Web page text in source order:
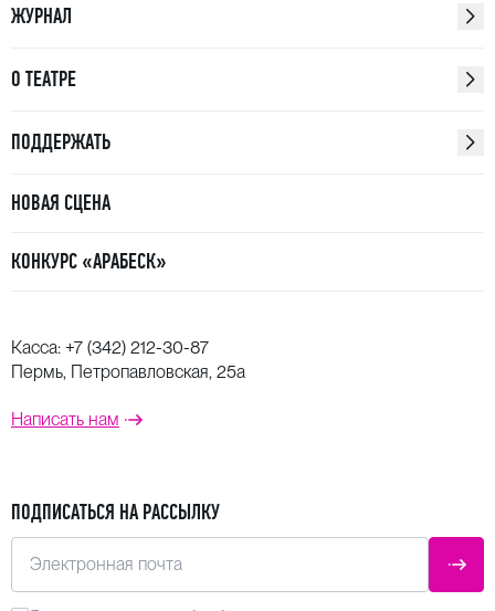
ЖУРНАЛ
О ТЕАТРЕ
ПОДДЕРЖАТЬ
НОВАЯ СЦЕНА
КОНКУРС «АРАБЕСК»
Касса: +7 (342) 212-30-87
Пермь, Петропавловская, 25а
Написать нам
ПОДПИСАТЬСЯ НА РАССЫЛКУ
Электронная почта